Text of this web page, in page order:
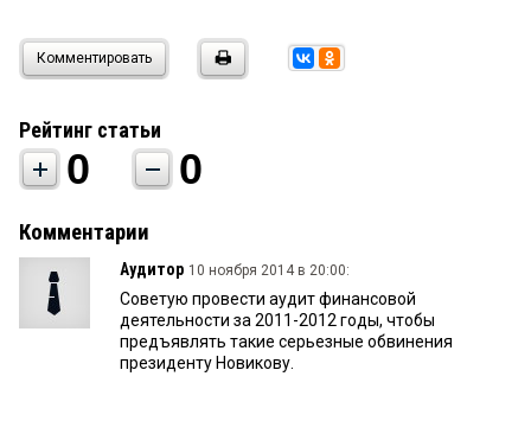
Комментировать
Рейтинг статьи
0 0
Комментарии
Аудитор 10 ноября 2014 в 20:00:
Советую провести аудит финансовой
деятельности за 2011-2012 годы, чтобы
предъявлять такие серьезные обвинения
президенту Новикову.